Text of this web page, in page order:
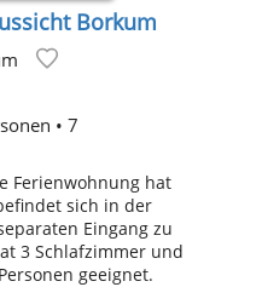
Borkum
• 7
Ferienwohnung hat
sich in der
Eingang zu
3 Schlafzimmer und
geeignet.